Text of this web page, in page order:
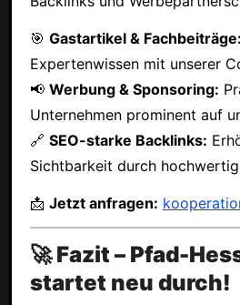
🎯 Gastartikel & Fachbeiträge:
Expertenwissen mit unserer
📢 Werbung & Sponsoring:
Unternehmen prominent auf
🔗 SEO-starke Backlinks:
Sichtbarkeit durch
📩 Jetzt anfragen:
🚀 Fazit – Pfad-
startet neu durch!